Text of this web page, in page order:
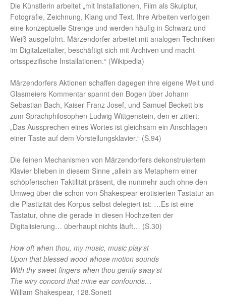
Die Künstlerin arbeitet „mit Installationen, Film als Skulptur,
Fotografie, Zeichnung, Klang und Text. Ihre Arbeiten verfolgen
eine konzeptuelle Strenge und werden häufig in Schwarz und
Weiß ausgeführt. Märzendorfer arbeitet mit analogen Techniken
im Digitalzeitalter, beschäftigt sich mit Archiven und macht
ortsspezifische Installationen.“ (Wikipedia)
Märzendorfers Aktionen schaffen dagegen ihre eigene Welt und
Glasmeiers Kommentar spannt den Bogen über Johann
Sebastian Bach, Kaiser Franz Josef, und Samuel Beckett bis
zum Sprachphilosophen Ludwig Wittgenstein, den er zitiert:
„Das Aussprechen eines Wortes ist gleichsam ein Anschlagen
einer Taste auf dem Vorstellungsklavier.“ (S.94)
Die feinen Mechanismen von Märzendorfers dekonstruiertem
Klavier blieben in diesem Sinne „allein als Metaphern einer
schöpferischen Taktilität präsent, die nunmehr auch ohne den
Umweg über die schon von Shakespear erotisierten Tastatur an
die Plastizität des Korpus selbst delegiert ist: …Es ist eine
Tastatur, ohne die gerade in diesen Hochzeiten der
Digitalisierung… überhaupt nichts läuft… (S.30)
How oft when thou, my music, music play‘st
Upon that blessed wood whose motion sounds
With thy sweet fingers when thou gently sway’st
The wiry concord that mine ear confounds…
William Shakespear, 128.Sonett